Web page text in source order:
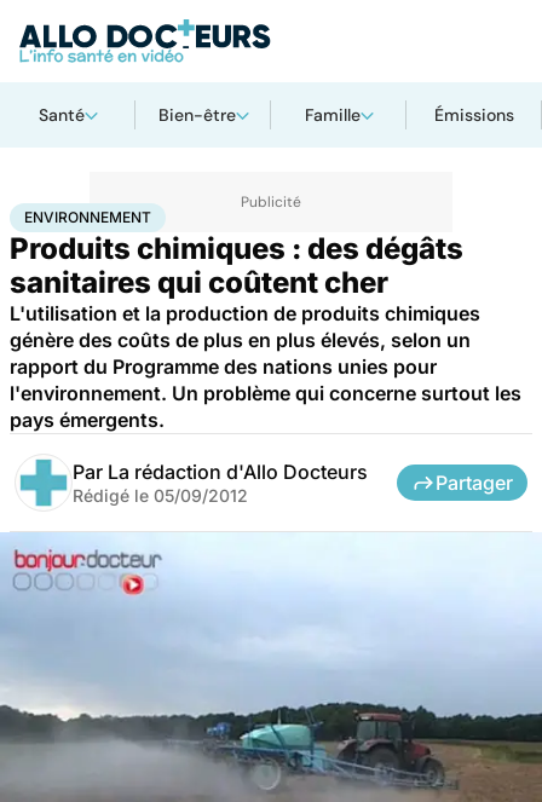
Santé Bien-être Famille Émissions
AccueilBien-êtreEnvironnement
ENVIRONNEMENT
Produits chimiques : des dégâts
sanitaires qui coûtent cher
L'utilisation et la production de produits chimiques
génère des coûts de plus en plus élevés, selon un
rapport du Programme des nations unies pour
l'environnement. Un problème qui concerne surtout les
pays émergents.
Par La rédaction d'Allo Docteurs
Rédigé le 05/09/2012
Partager